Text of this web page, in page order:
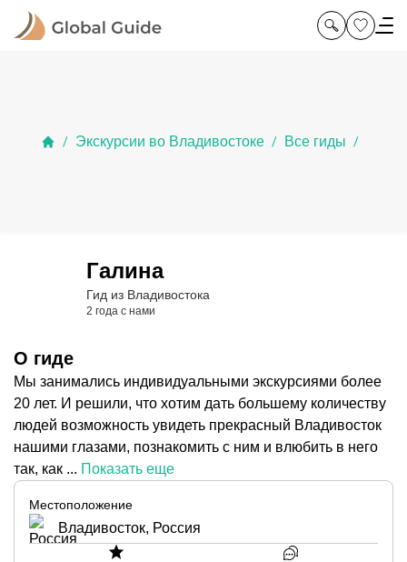
/ Экскурсии во Владивостоке / Все гиды /
Галина
Гид из Владивостока
2 года с нами
О гиде
Мы занимались индивидуальными экскурсиями более
20 лет. И решили, что хотим дать большему количеству
людей возможность увидеть прекрасный Владивосток
нашими глазами, познакомить с ним и влюбить в него
так, как ... Показать еще
Местоположение
Владивосток, Россия